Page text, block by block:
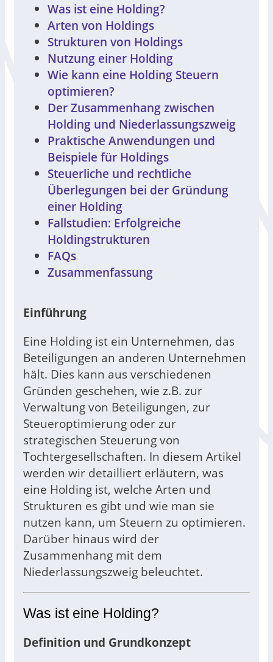
Was ist eine Holding?
Arten von Holdings
Strukturen von Holdings
Nutzung einer Holding
Wie kann eine Holding Steuern
optimieren?
Der Zusammenhang zwischen
Holding und Niederlassungszweig
Praktische Anwendungen und
Beispiele für Holdings
Steuerliche und rechtliche
Überlegungen bei der Gründung
einer Holding
Fallstudien: Erfolgreiche
Holdingstrukturen
FAQs
Zusammenfassung
Einführung
Eine Holding ist ein Unternehmen, das
Beteiligungen an anderen Unternehmen
hält. Dies kann aus verschiedenen
Gründen geschehen, wie z.B. zur
Verwaltung von Beteiligungen, zur
Steueroptimierung oder zur
strategischen Steuerung von
Tochtergesellschaften. In diesem Artikel
werden wir detailliert erläutern, was
eine Holding ist, welche Arten und
Strukturen es gibt und wie man sie
nutzen kann, um Steuern zu optimieren.
Darüber hinaus wird der
Zusammenhang mit dem
Niederlassungszweig beleuchtet.
Was ist eine Holding?
Definition und Grundkonzept